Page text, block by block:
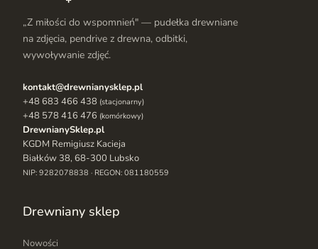
„Z miłości do wspomnień" — pudełka drewniane
na zdjęcia, pendrive z drewna, odbitki,
wywoływanie zdjęć.
kontakt@drewnianysklep.pl
+48 683 466 438 (stacjonarny)
+48 578 416 476 (komórkowy)
DrewnianySklep.pl
KGDM Remigiusz Kacieja
Białków 38, 68-300 Lubsko
NIP: 9282078838 · REGON: 081180559
Drewniany sklep
Nowości